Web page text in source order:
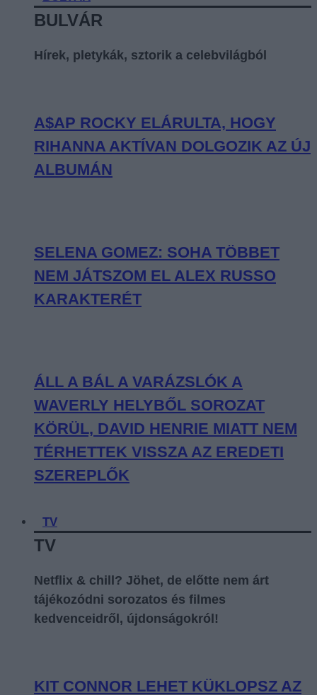
BULVÁR
Hírek, pletykák, sztorik a celebvilágból
A$AP ROCKY ELÁRULTA, HOGY
RIHANNA AKTÍVAN DOLGOZIK AZ ÚJ
ALBUMÁN
SELENA GOMEZ: SOHA TÖBBET
NEM JÁTSZOM EL ALEX RUSSO
KARAKTERÉT
ÁLL A BÁL A VARÁZSLÓK A
WAVERLY HELYBŐL SOROZAT
KÖRÜL, DAVID HENRIE MIATT NEM
TÉRHETTEK VISSZA AZ EREDETI
SZEREPLŐK
TV
TV
Netflix & chill? Jöhet, de előtte nem árt
tájékozódni sorozatos és filmes
kedvenceidről, újdonságokról!
KIT CONNOR LEHET KÜKLOPSZ AZ